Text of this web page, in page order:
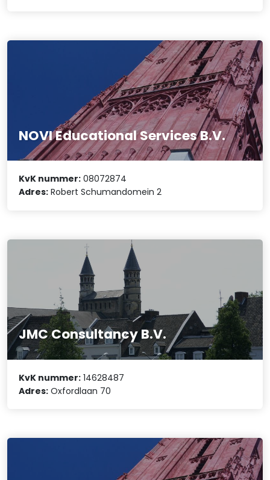
NOVI Educational Services B.V.
KvK nummer: 08072874
Adres: Robert Schumandomein 2
JMC Consultancy B.V.
KvK nummer: 14628487
Adres: Oxfordlaan 70